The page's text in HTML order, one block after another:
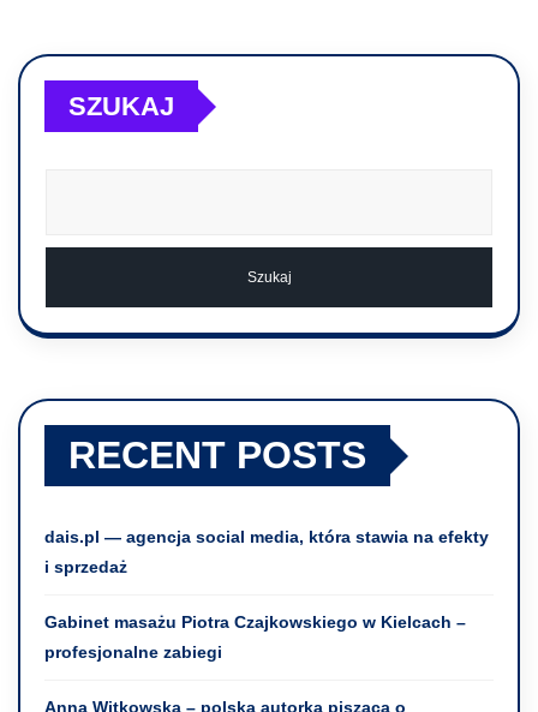
SZUKAJ
Szukaj
RECENT POSTS
dais.pl — agencja social media, która stawia na efekty
i sprzedaż
Gabinet masażu Piotra Czajkowskiego w Kielcach –
profesjonalne zabiegi
Anna Witkowska – polska autorka pisząca o